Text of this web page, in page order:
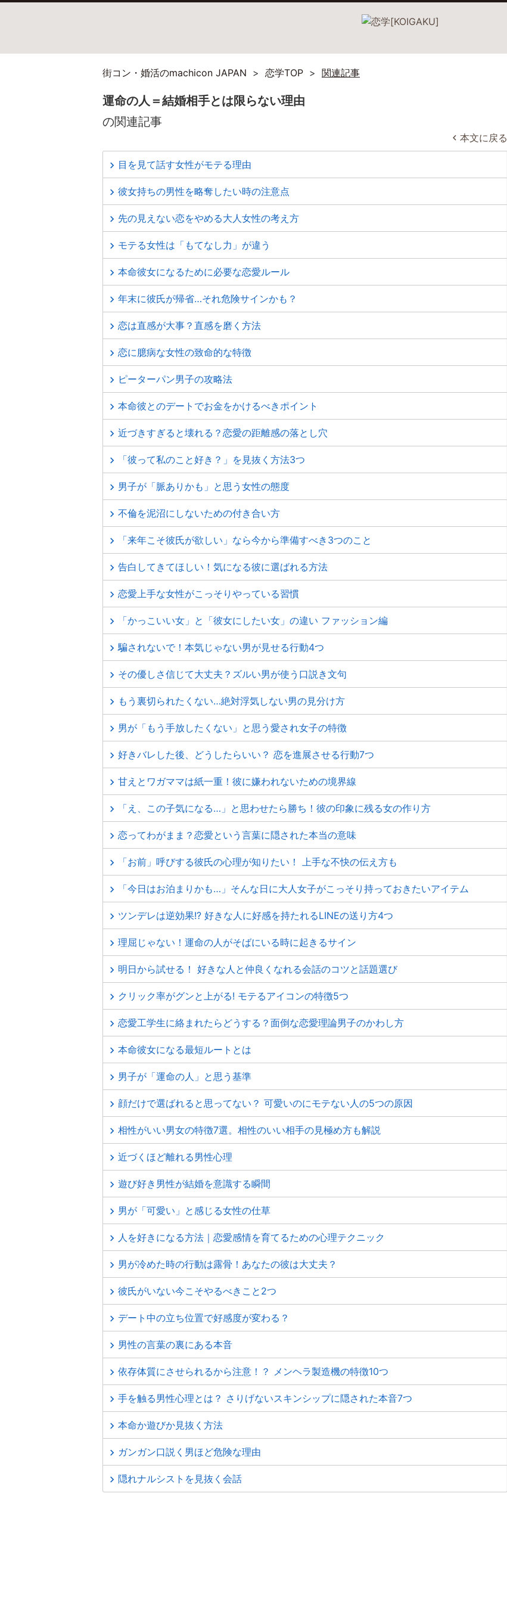
街コン・婚活のmachicon JAPAN 恋学TOP 関連記事
運命の人＝結婚相手とは限らない理由
の関連記事
本文に戻る
目を見て話す女性がモテる理由
彼女持ちの男性を略奪したい時の注意点
先の見えない恋をやめる大人女性の考え方
モテる女性は「もてなし力」が違う
本命彼女になるために必要な恋愛ルール
年末に彼氏が帰省…それ危険サインかも？
恋は直感が大事？直感を磨く方法
恋に臆病な女性の致命的な特徴
ピーターパン男子の攻略法
本命彼とのデートでお金をかけるべきポイント
近づきすぎると壊れる？恋愛の距離感の落とし穴
「彼って私のこと好き？」を見抜く方法3つ
男子が「脈ありかも」と思う女性の態度
不倫を泥沼にしないための付き合い方
「来年こそ彼氏が欲しい」なら今から準備すべき3つのこと
告白してきてほしい！気になる彼に選ばれる方法
恋愛上手な女性がこっそりやっている習慣
「かっこいい女」と「彼女にしたい女」の違い ファッション編
騙されないで！本気じゃない男が見せる行動4つ
その優しさ信じて大丈夫？ズルい男が使う口説き文句
もう裏切られたくない…絶対浮気しない男の見分け方
男が「もう手放したくない」と思う愛され女子の特徴
好きバレした後、どうしたらいい？ 恋を進展させる行動7つ
甘えとワガママは紙一重！彼に嫌われないための境界線
「え、この子気になる…」と思わせたら勝ち！彼の印象に残る女の作り方
恋ってわがまま？恋愛という言葉に隠された本当の意味
「お前」呼びする彼氏の心理が知りたい！ 上手な不快の伝え方も
「今日はお泊まりかも…」そんな日に大人女子がこっそり持っておきたいアイテム
ツンデレは逆効果!? 好きな人に好感を持たれるLINEの送り方4つ
理屈じゃない！運命の人がそばにいる時に起きるサイン
明日から試せる！ 好きな人と仲良くなれる会話のコツと話題選び
クリック率がグンと上がる! モテるアイコンの特徴5つ
恋愛工学生に絡まれたらどうする？面倒な恋愛理論男子のかわし方
本命彼女になる最短ルートとは
男子が「運命の人」と思う基準
顔だけで選ばれると思ってない？ 可愛いのにモテない人の5つの原因
相性がいい男女の特徴7選。相性のいい相手の見極め方も解説
近づくほど離れる男性心理
遊び好き男性が結婚を意識する瞬間
男が「可愛い」と感じる女性の仕草
人を好きになる方法｜恋愛感情を育てるための心理テクニック
男が冷めた時の行動は露骨！あなたの彼は大丈夫？
彼氏がいない今こそやるべきこと2つ
デート中の立ち位置で好感度が変わる？
男性の言葉の裏にある本音
依存体質にさせられるから注意！？ メンヘラ製造機の特徴10つ
手を触る男性心理とは？ さりげないスキンシップに隠された本音7つ
本命か遊びか見抜く方法
ガンガン口説く男ほど危険な理由
隠れナルシストを見抜く会話